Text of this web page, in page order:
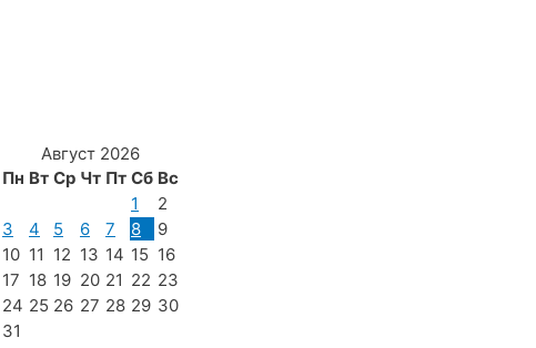
Август 2026
Пн Вт Ср Чт Пт Сб Вс
1
2
3
4 5 6 7 8
9
10 11 12 13 14 15 16
17 18 19 20 21 22 23
24 25 26 27 28 29 30
31